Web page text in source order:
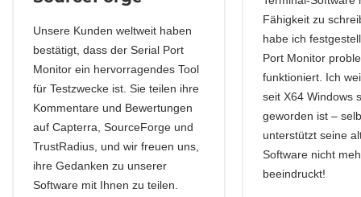
Unsere Kunden weltweit haben
bestätigt, dass der Serial Port
Monitor ein hervorragendes Tool
für Testzwecke ist. Sie teilen ihre
Kommentare und Bewertungen
auf Capterra, SourceForge und
TrustRadius, und wir freuen uns,
ihre Gedanken zu unserer
Software mit Ihnen zu teilen.
Fähigkeit zu
habe ich
Port Monitor
funktioniert. Ich
seit X64 Windows
geworden ist –
unterstützt seine
Software nicht
beeindruckt!